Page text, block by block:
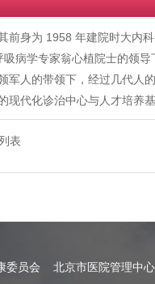
前身为 1958 年建院时大内
病学专家翁心植院士的领导
军人的带领下，经过几代人
现代化诊治中心与人才培养
表
委员会 北京市医院管理中心